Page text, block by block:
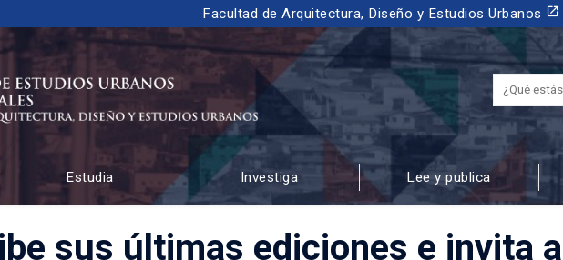
Facultad de Arquitectura, Diseño y Estudios Urbanos launch
URBANOS
DISEÑO Y ESTUDIOS URBANOS
Estudia Investiga Lee y publica
sus últimas ediciones e invita